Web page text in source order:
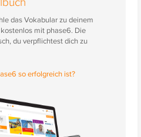
das Vokabular zu deinem
mit phase6. Die
du verpflichtest dich zu
so erfolgreich ist?